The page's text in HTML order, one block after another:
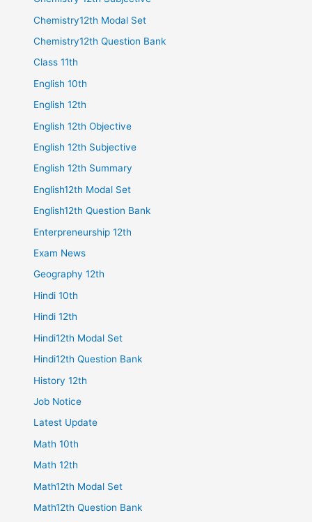
Chemistry12th Modal Set
Chemistry12th Question Bank
Class 11th
English 10th
English 12th
English 12th Objective
English 12th Subjective
English 12th Summary
English12th Modal Set
English12th Question Bank
Enterpreneurship 12th
Exam News
Geography 12th
Hindi 10th
Hindi 12th
Hindi12th Modal Set
Hindi12th Question Bank
History 12th
Job Notice
Latest Update
Math 10th
Math 12th
Math12th Modal Set
Math12th Question Bank